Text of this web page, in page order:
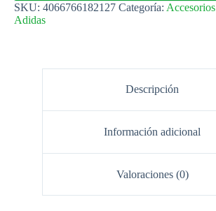
SKU: 4066766182127 Categoría: Accesorios
Adidas
Descripción
Información adicional
Valoraciones (0)